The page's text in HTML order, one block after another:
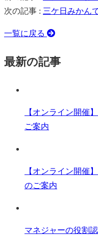
次の記事 : 三ケ日みかん
一覧に戻る
最新の記事
【オンライン開催
ご案内
【オンライン開催
のご案内
マネジャーの役割